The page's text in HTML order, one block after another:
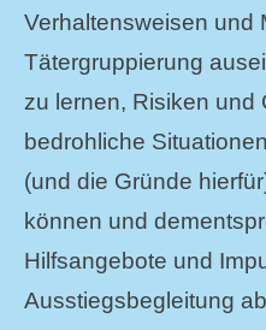
Verhaltensweisen und
Tätergruppierung
zu lernen, Risiken und
bedrohliche
(und die Gründe
können und
Hilfsangebote und
Ausstiegsbegleitung